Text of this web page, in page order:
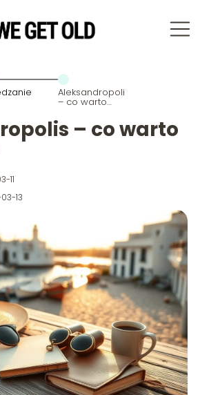
Aleksandropolis
– co warto
– co warto
11
13